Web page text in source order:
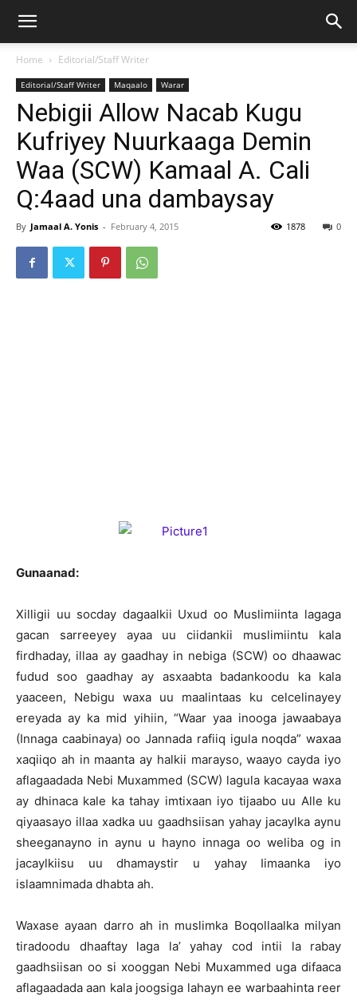
Home Editorial/Staff Writer
Editorial/Staff Writer Maqaalo Warar
Nebigii Allow Nacab Kugu
Kufriyey Nuurkaaga Demin
Waa (SCW) Kamaal A. Cali
Q:4aad una dambaysay
By Jamaal A. Yonis - February 4, 2015 0
1878
Gunaanad:
Xilligii uu socday dagaalkii Uxud oo Muslimiinta lagaga
gacan sarreeyey ayaa uu ciidankii muslimiintu kala
firdhaday, illaa ay gaadhay in nebiga (SCW) oo dhaawac
fudud soo gaadhay ay asxaabta badankoodu ka kala
yaaceen, Nebigu waxa uu maalintaas ku celcelinayey
ereyada ay ka mid yihiin, “Waar yaa inooga jawaabaya
(Innaga caabinaya) oo Jannada rafiiq igula noqda” waxaa
xaqiiqo ah in maanta ay halkii marayso, waayo cayda iyo
aflagaadada Nebi Muxammed (SCW) lagula kacayaa waxa
ay dhinaca kale ka tahay imtixaan iyo tijaabo uu Alle ku
qiyaasayo illaa xadka uu gaadhsiisan yahay jacaylka aynu
sheeganayno in aynu u hayno innaga oo weliba og in
jacaylkiisu uu dhamaystir u yahay Iimaanka iyo
islaamnimada dhabta ah.
Waxase ayaan darro ah in muslimka Boqollaalka milyan
tiradoodu dhaaftay laga la’ yahay cod intii la rabay
gaadhsiisan oo si xooggan Nebi Muxammed uga difaaca
aflagaadada aan kala joogsiga lahayn ee warbaahinta reer